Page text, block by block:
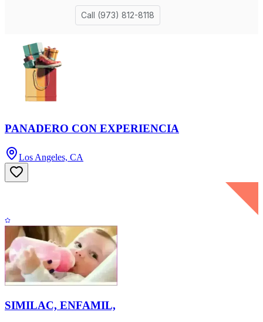
PANADERO CON EXPERIENCIA
Los Angeles, CA
SIMILAC, ENFAMIL,